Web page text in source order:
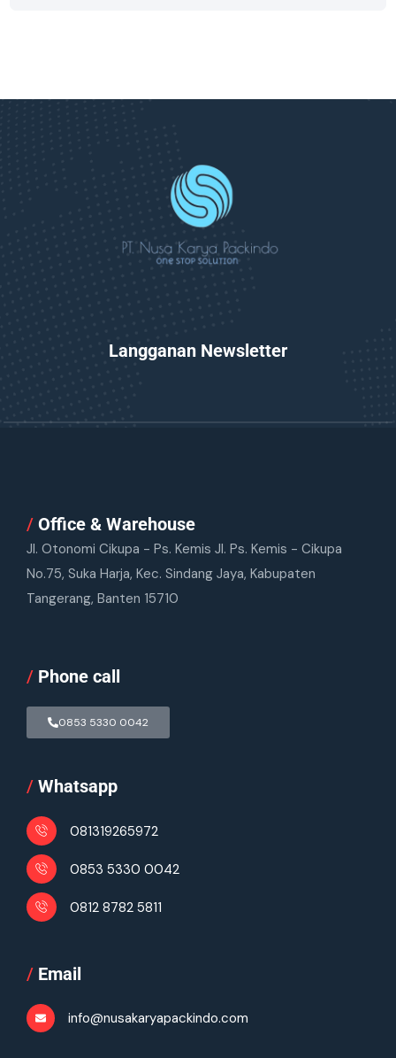
Langganan Newsletter
/ Office & Warehouse
Jl. Otonomi Cikupa - Ps. Kemis Jl. Ps. Kemis - Cikupa
No.75, Suka Harja, Kec. Sindang Jaya, Kabupaten
Tangerang, Banten 15710
/ Phone call
0853 5330 0042
/ Whatsapp
081319265972
0853 5330 0042
0812 8782 5811
/ Email
info@nusakaryapackindo.com